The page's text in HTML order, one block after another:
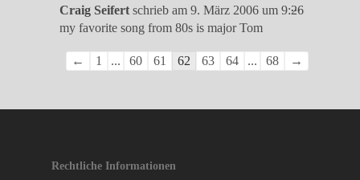
Craig Seifertschrieb am 9. März 2006 um 9:26
my favorite song from 80s is major Tom
...Diese
Navigation
← 1 ... 60 61 62 63 64 ... 68 →
Rechtliche Informationen